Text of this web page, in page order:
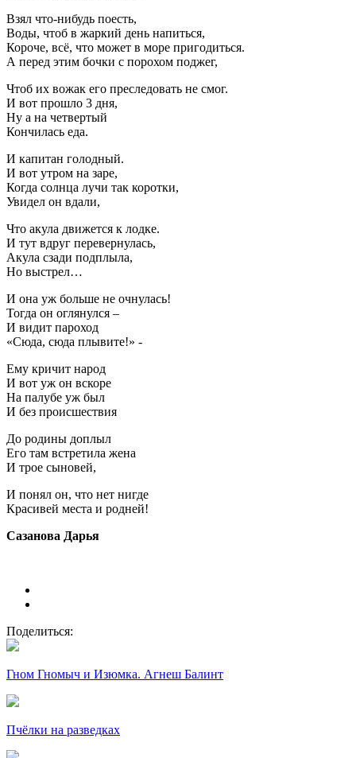
Взял что-нибудь поесть,
Воды, чтоб в жаркий день напиться,
Короче, всё, что может в море пригодиться.
А перед этим бочки с порохом поджег,
Чтоб их вожак его преследовать не смог.
И вот прошло 3 дня,
Ну а на четвертый
Кончилась еда.
И капитан голодный.
И вот утром на заре,
Когда солнца лучи так коротки,
Увидел он вдали,
Что акула движется к лодке.
И тут вдруг перевернулась,
Акула сзади подплыла,
Но выстрел…
И она уж больше не очнулась!
Тогда он оглянулся –
И видит пароход
«Сюда, сюда плывите!» -
Ему кричит народ
И вот уж он вскоре
На палубе уж был
И без происшествия
До родины доплыл
Его там встретила жена
И трое сыновей,
И понял он, что нет нигде
Красивей места и родней!
Сазанова Дарья
Поделиться:
Гном Гномыч и Изюмка. Агнеш Балинт
Пчёлки на разведках